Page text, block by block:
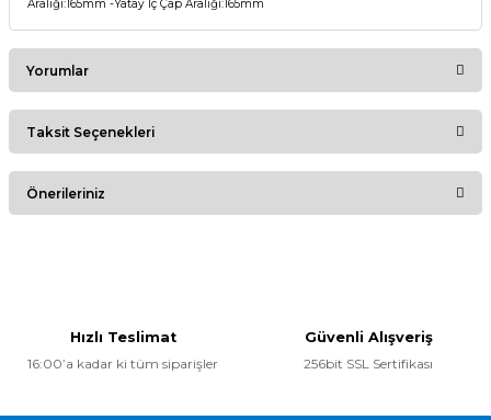
Aralığı:165mm -Yatay İç Çap Aralığı:165mm
Yorumlar
Bu ürüne ilk yorumu siz yapın!
Taksit Seçenekleri
Önerileriniz
Hızlı Teslimat
16:00’a kadar ki tüm siparişler
Güvenli Alışveriş
256bit SSL Sertifikası